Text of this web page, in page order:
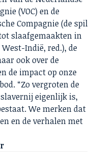
(VOC) en de
Compagnie (de spil
slaafgemaakten in
Indië, red.), de
ook over de
de impact op onze
“Zo vergroten de
eigenlijk is,
We merken dat
en de verhalen met